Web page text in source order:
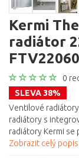
Kermi
radiátor
0
SLEVA 38%
Ventilové
radiátory s
radiátory Kermi se
Zobrazit celý popis